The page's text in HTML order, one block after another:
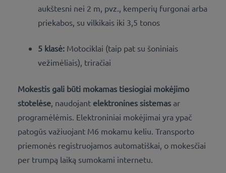
aukštesni nei 2 m, pvz., kemperių furgonai arba
priekabos, su vilkikais iki 3,5 tonos
5 klasė: Motociklai (taip pat su šoniniais
vežimėliais), triračiai
Mokestis gali būti mokamas tiesiogiai mokėjimo
stotelėse , naudojant elektronines sistemas ar
programėlėmis. Elektroniniai mokėjimai yra ypač
patogūs važiuojant M6 mokamu keliu. Transporto
priemonės registruojamos automatiškai, o mokesčiai
per trumpą laiką sumokami internetu.